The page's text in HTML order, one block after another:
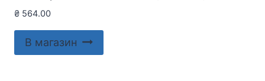
₴ 564.00
В магазин